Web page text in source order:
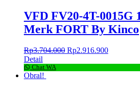
VFD FV20-4T-0015G
Merk FORT By Kinco
Rp3.704.000 Rp2.916.900
Detail
Chat WA
Obral!